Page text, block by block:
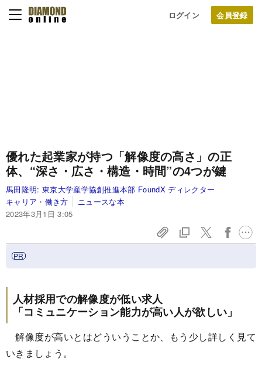
ログイン
優れた起業家が持つ「解像度の高さ」の正
体、“深さ・広さ・構造・時間”の4つが鍵
馬田隆明: 東京大学産学協創推進本部 FoundX ディレクター
キャリア・働き方
ニュースな本
2023年3月1日 3:05
人材採用での解像度が低い求人
「コミュニケーション能力が高い人が欲しい」
解像度が高いとはどういうことか、もう少し詳しく見て
いきましょう。